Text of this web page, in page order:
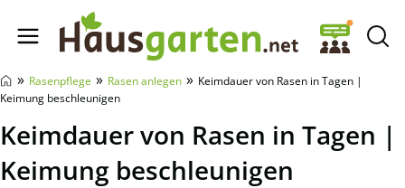
Hausgarten.net
» Rasenpflege » Rasen anlegen » Keimdauer von Rasen in Tagen |
Keimung beschleunigen
Keimdauer von Rasen in Tagen |
Keimung beschleunigen